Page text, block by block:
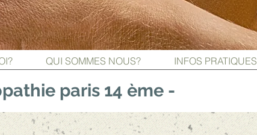
QUI SOMMES NOUS? INFOS PRATIQUES
paris 14 ème -